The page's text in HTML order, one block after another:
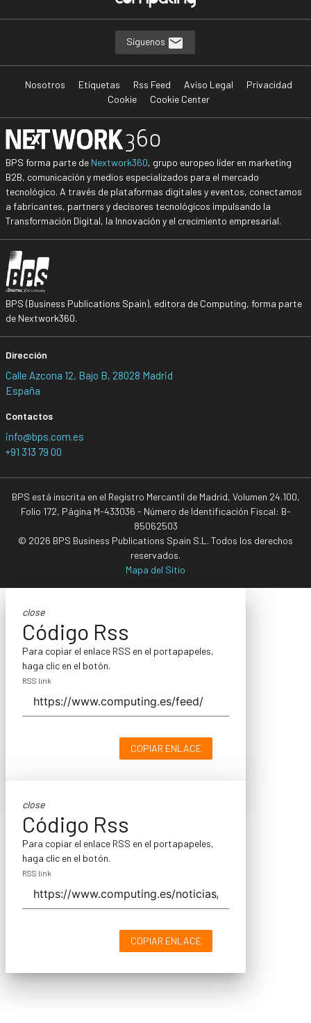
Síguenos
Nosotros Etiquetas Rss Feed Aviso Legal
Privacidad
Cookie
Cookie Center
BPS forma parte de Nextwork360, grupo europeo líder en marketing
B2B, comunicación y medios especializados para el mercado
tecnológico. A través de plataformas digitales y eventos, conectamos
a fabricantes, partners y decisores tecnológicos impulsando la
Transformación Digital, la Innovación y el crecimiento empresarial.
BPS (Business Publications Spain), editora de Computing, forma parte
de Nextwork360.
Dirección
Calle Azcona 12, Bajo B, 28028 Madrid
España
Contactos
info@bps.com.es
+91 313 79 00
BPS está inscrita en el Registro Mercantil de Madrid, Volumen 24.100,
Folio 172, Página M-433036 - Número de Identificación Fiscal: B-
85062503
© 2026 BPS Business Publications Spain S.L. Todos los derechos
reservados.
Mapa del Sitio
close
Código Rss
Para copiar el enlace RSS en el portapapeles,
haga clic en el botón.
RSS link
COPIAR ENLACE
close
Código Rss
Para copiar el enlace RSS en el portapapeles,
haga clic en el botón.
RSS link
COPIAR ENLACE